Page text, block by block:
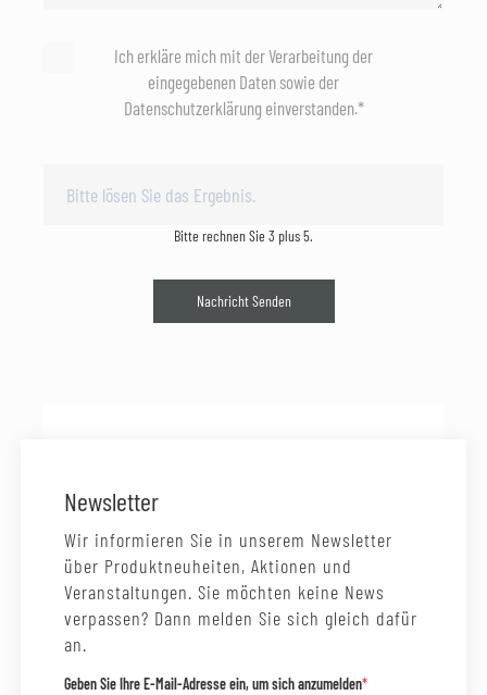
Ich erkläre mich mit der Verarbeitung der
eingegebenen Daten sowie der
Datenschutzerklärung einverstanden.*
Bitte rechnen Sie 3 plus 5.
Nachricht Senden
Newsletter
Wir informieren Sie in unserem Newsletter
über Produktneuheiten, Aktionen und
Veranstaltungen. Sie möchten keine News
verpassen? Dann melden Sie sich gleich dafür
an.
Geben Sie Ihre E-Mail-Adresse ein, um sich anzumelden